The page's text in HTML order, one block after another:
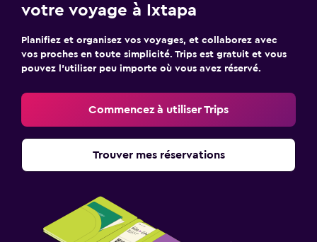
votre voyage à Ixtapa
Planifiez et organisez vos voyages, et collaborez avec
vos proches en toute simplicité. Trips est gratuit et vous
pouvez l’utiliser peu importe où vous avez réservé.
Commencez à utiliser Trips
Trouver mes réservations